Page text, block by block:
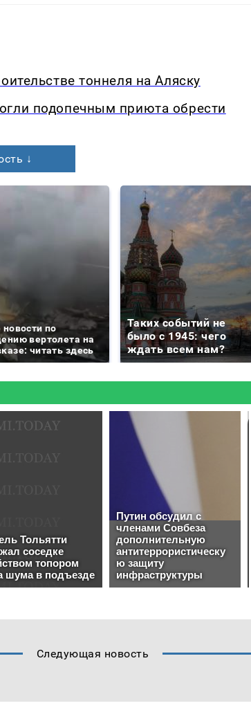
тоннеля на Аляску
подопечным приюта обрести
↓
новости по
вертолета на
читать здесь
Таких событий не
было с 1945: чего
ждать всем нам?
Следующая новость